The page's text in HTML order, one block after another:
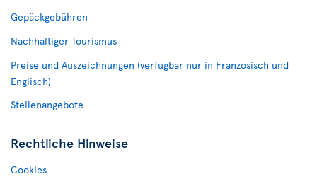
Gepäckgebühren
Nachhaltiger Tourismus
Preise und Auszeichnungen (verfügbar nur in Französisch und
Englisch)
Stellenangebote
Rechtliche Hinweise
Cookies